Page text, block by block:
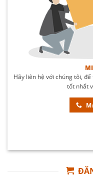
Hãy liên hệ với chúng tôi,
tốt nhất